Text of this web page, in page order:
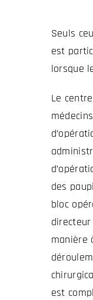
Seuls
est
lorsque
Le
des
bloc
manière
est